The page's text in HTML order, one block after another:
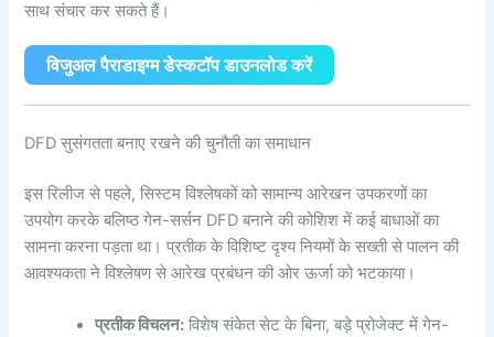
साथ संचार कर सकते हैं।
विजुअल पैराडाइग्म डेस्कटॉप डाउनलोड करें
DFD सुसंगतता बनाए रखने की चुनौती का समाधान
इस रिलीज से पहले, सिस्टम विश्लेषकों को सामान्य आरेखन उपकरणों का
उपयोग करके बलिष्ठ गेन-सर्सन DFD बनाने की कोशिश में कई बाधाओं का
सामना करना पड़ता था। प्रतीक के विशिष्ट दृश्य नियमों के सख्ती से पालन की
आवश्यकता ने विश्लेषण से आरेख प्रबंधन की ओर ऊर्जा को भटकाया।
प्रतीक विचलन: विशेष संकेत सेट के बिना, बड़े प्रोजेक्ट में गेन-